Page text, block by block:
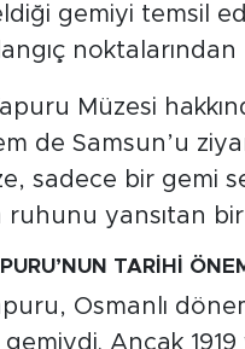
gemiyi temsil
Müzesi
de Samsun’u
sadece bir gemi
yansıtan bir
TARİHİ
Osmanlı
gemiydi. Ancak